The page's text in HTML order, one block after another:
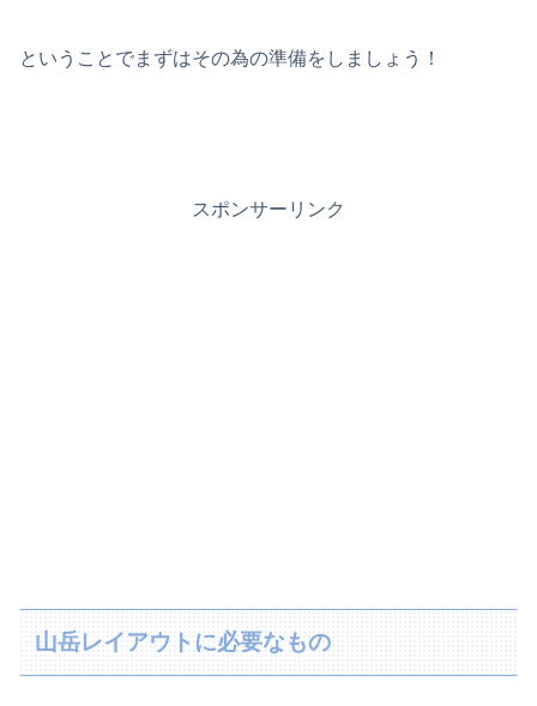
ということでまずはその為の準備をしましょう！
スポンサーリンク
山岳レイアウトに必要なもの